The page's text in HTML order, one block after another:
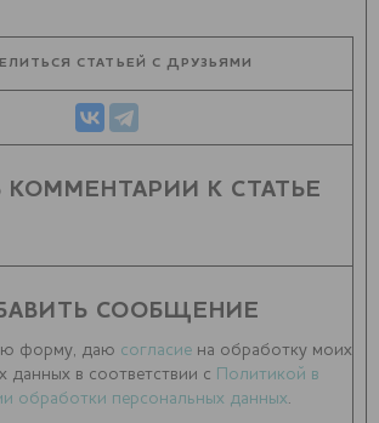
СТАТЬЕЙ С ДРУЗЬЯМИ
КОММЕНТАРИИ К СТАТЬЕ
СООБЩЕНИЕ
форму, даю согласие на обработку моих
данных в соответствии с
Политикой в
обработки персональных данных.